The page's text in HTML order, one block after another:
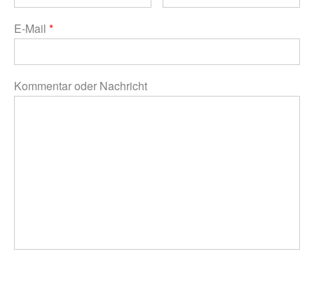
E-Mail *
Kommentar oder Nachricht